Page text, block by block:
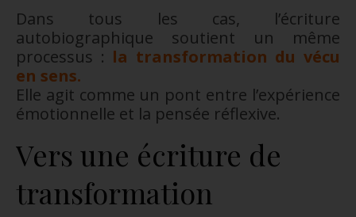
Dans tous les cas, l’écriture
autobiographique soutient un même
processus : la transformation du vécu
en sens.
Elle agit comme un pont entre l’expérience
émotionnelle et la pensée réflexive.
Vers une écriture de
transformation